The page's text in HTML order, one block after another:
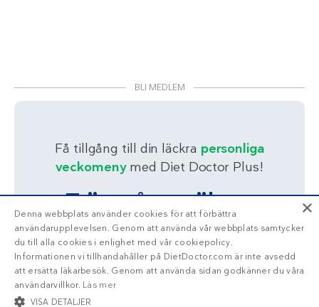
BLI MEDLEM
Få tillgång till din läckra personliga
veckomenymed Diet Doctor Plus!
Trött på att räkna
kalorier?
Ja! Berätta mer
×
Denna webbplats använder cookies för att förbättra
användarupplevelsen. Genom att använda vår webbplats samtycker
du till alla cookies i enlighet med vår cookiepolicy.
Informationen vi tillhandahåller på DietDoctor.com är inte avsedd
att ersätta läkarbesök. Genom att använda sidan godkänner du våra
användarvillkor. Läs mer
VISA DETALJER